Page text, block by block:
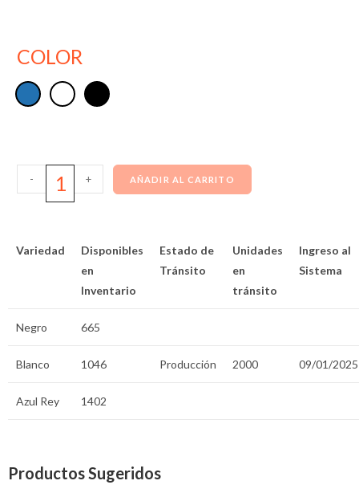
COLOR
- + AÑADIR AL CARRITO
Variedad
Disponibles
en
Inventario
Estado de
Tránsito
Unidades
en
tránsito
Ingreso al
Sistema
Negro 665
Blanco 1046 Producción 2000 09/01/2025
Azul Rey 1402
Productos Sugeridos